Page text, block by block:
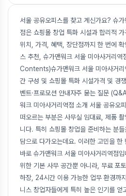
서울 공유오피스를 찾고 계신가요? 슈
점은 쇼핑몰 창업 특화 시설과 합리적
위치, 가격, 혜택, 장단점까지 한 번에 확
스 추천, 슈가맨워크 서울 미아사거리
Contents)슈가맨워크 서울 미아사거리
간 구성 및 쇼핑몰 특화 시설가격 및 경
벤트·프로모션 안내자주 묻는 질문
워크 미아사거리역점 소개 서울 공유오
떠오르는 부분은 사무실 임대료, 제품
니다. 특히 쇼핑몰 창업을 준비하는 분
담으로 다가오는데요. 이러한 고민을 한
바로 슈가맨워크 서울 미아사거리역점
위한 기본 사무 공간뿐 아니라, 무료 포
하장, 24시간 이용 가능한 업무 환경까
니스 창업자들에게 특히 높은 인기를 얻